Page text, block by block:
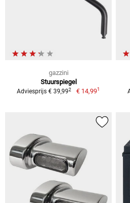
gazzini
Stuurspiegel
Adviesprijs € 39,992 € 14,991